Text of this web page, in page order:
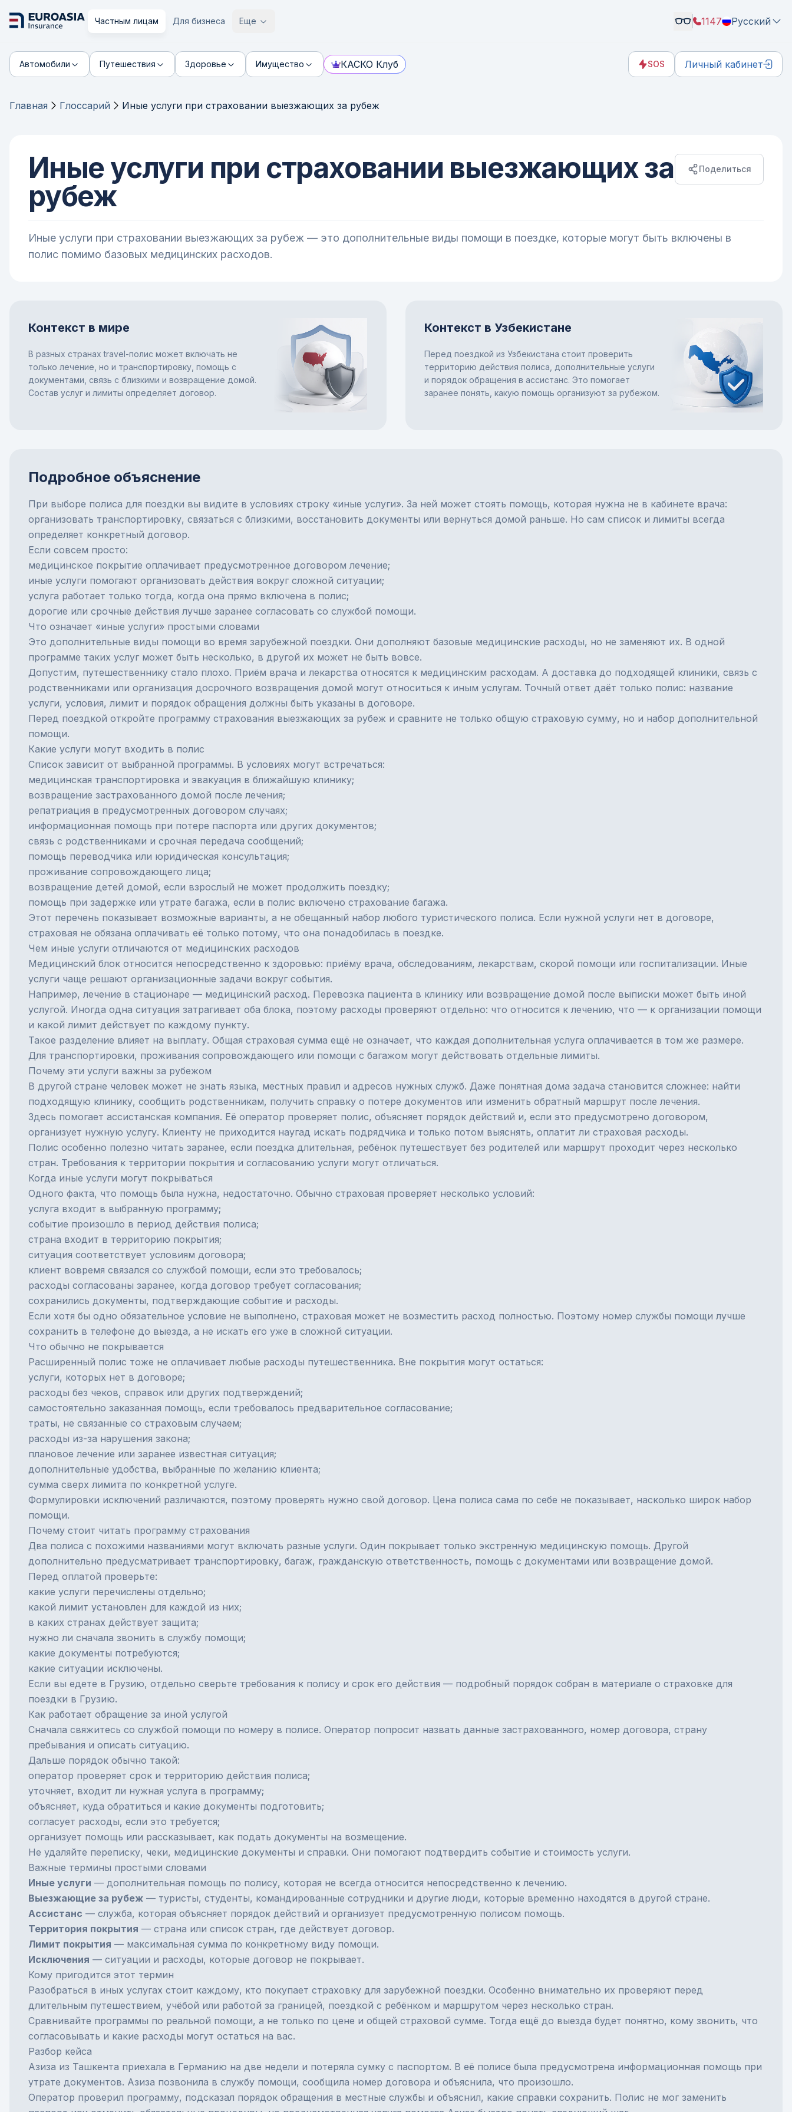
Частным лицам Для бизнеса Еще 1147 Русский
Автомобили Путешествия Здоровье Имущество КАСКО Клуб SOS Личный кабинет
Главная Глоссарий Иные услуги при страховании выезжающих за рубеж
Иные услуги при страховании выезжающих за
рубеж
Поделиться
Иные услуги при страховании выезжающих за рубеж — это дополнительные виды помощи в поездке, которые могут быть включены в
полис помимо базовых медицинских расходов.
Контекст в мире
В разных странах travel-полис может включать не
только лечение, но и транспортировку, помощь с
документами, связь с близкими и возвращение домой.
Состав услуг и лимиты определяет договор.
Контекст в Узбекистане
Перед поездкой из Узбекистана стоит проверить
территорию действия полиса, дополнительные услуги
и порядок обращения в ассистанс. Это помогает
заранее понять, какую помощь организуют за рубежом.
Подробное объяснение
При выборе полиса для поездки вы видите в условиях строку «иные услуги». За ней может стоять помощь, которая нужна не в кабинете врача:
организовать транспортировку, связаться с близкими, восстановить документы или вернуться домой раньше. Но сам список и лимиты всегда
определяет конкретный договор.
Если совсем просто:
медицинское покрытие оплачивает предусмотренное договором лечение;
иные услуги помогают организовать действия вокруг сложной ситуации;
услуга работает только тогда, когда она прямо включена в полис;
дорогие или срочные действия лучше заранее согласовать со службой помощи.
Что означает «иные услуги» простыми словами
Это дополнительные виды помощи во время зарубежной поездки. Они дополняют базовые медицинские расходы, но не заменяют их. В одной
программе таких услуг может быть несколько, в другой их может не быть вовсе.
Допустим, путешественнику стало плохо. Приём врача и лекарства относятся к медицинским расходам. А доставка до подходящей клиники, связь с
родственниками или организация досрочного возвращения домой могут относиться к иным услугам. Точный ответ даёт только полис: название
услуги, условия, лимит и порядок обращения должны быть указаны в договоре.
Перед поездкой откройте программу страхования выезжающих за рубеж и сравните не только общую страховую сумму, но и набор дополнительной
помощи.
Какие услуги могут входить в полис
Список зависит от выбранной программы. В условиях могут встречаться:
медицинская транспортировка и эвакуация в ближайшую клинику;
возвращение застрахованного домой после лечения;
репатриация в предусмотренных договором случаях;
информационная помощь при потере паспорта или других документов;
связь с родственниками и срочная передача сообщений;
помощь переводчика или юридическая консультация;
проживание сопровождающего лица;
возвращение детей домой, если взрослый не может продолжить поездку;
помощь при задержке или утрате багажа, если в полис включено страхование багажа.
Этот перечень показывает возможные варианты, а не обещанный набор любого туристического полиса. Если нужной услуги нет в договоре,
страховая не обязана оплачивать её только потому, что она понадобилась в поездке.
Чем иные услуги отличаются от медицинских расходов
Медицинский блок относится непосредственно к здоровью: приёму врача, обследованиям, лекарствам, скорой помощи или госпитализации. Иные
услуги чаще решают организационные задачи вокруг события.
Например, лечение в стационаре — медицинский расход. Перевозка пациента в клинику или возвращение домой после выписки может быть иной
услугой. Иногда одна ситуация затрагивает оба блока, поэтому расходы проверяют отдельно: что относится к лечению, что — к организации помощи
и какой лимит действует по каждому пункту.
Такое разделение влияет на выплату. Общая страховая сумма ещё не означает, что каждая дополнительная услуга оплачивается в том же размере.
Для транспортировки, проживания сопровождающего или помощи с багажом могут действовать отдельные лимиты.
Почему эти услуги важны за рубежом
В другой стране человек может не знать языка, местных правил и адресов нужных служб. Даже понятная дома задача становится сложнее: найти
подходящую клинику, сообщить родственникам, получить справку о потере документов или изменить обратный маршрут после лечения.
Здесь помогает ассистанская компания. Её оператор проверяет полис, объясняет порядок действий и, если это предусмотрено договором,
организует нужную услугу. Клиенту не приходится наугад искать подрядчика и только потом выяснять, оплатит ли страховая расходы.
Полис особенно полезно читать заранее, если поездка длительная, ребёнок путешествует без родителей или маршрут проходит через несколько
стран. Требования к территории покрытия и согласованию услуги могут отличаться.
Когда иные услуги могут покрываться
Одного факта, что помощь была нужна, недостаточно. Обычно страховая проверяет несколько условий:
услуга входит в выбранную программу;
событие произошло в период действия полиса;
страна входит в территорию покрытия;
ситуация соответствует условиям договора;
клиент вовремя связался со службой помощи, если это требовалось;
расходы согласованы заранее, когда договор требует согласования;
сохранились документы, подтверждающие событие и расходы.
Если хотя бы одно обязательное условие не выполнено, страховая может не возместить расход полностью. Поэтому номер службы помощи лучше
сохранить в телефоне до выезда, а не искать его уже в сложной ситуации.
Что обычно не покрывается
Расширенный полис тоже не оплачивает любые расходы путешественника. Вне покрытия могут остаться:
услуги, которых нет в договоре;
расходы без чеков, справок или других подтверждений;
самостоятельно заказанная помощь, если требовалось предварительное согласование;
траты, не связанные со страховым случаем;
расходы из-за нарушения закона;
плановое лечение или заранее известная ситуация;
дополнительные удобства, выбранные по желанию клиента;
сумма сверх лимита по конкретной услуге.
Формулировки исключений различаются, поэтому проверять нужно свой договор. Цена полиса сама по себе не показывает, насколько широк набор
помощи.
Почему стоит читать программу страхования
Два полиса с похожими названиями могут включать разные услуги. Один покрывает только экстренную медицинскую помощь. Другой
дополнительно предусматривает транспортировку, багаж, гражданскую ответственность, помощь с документами или возвращение домой.
Перед оплатой проверьте:
какие услуги перечислены отдельно;
какой лимит установлен для каждой из них;
в каких странах действует защита;
нужно ли сначала звонить в службу помощи;
какие документы потребуются;
какие ситуации исключены.
Если вы едете в Грузию, отдельно сверьте требования к полису и срок его действия — подробный порядок собран в материале о страховке для
поездки в Грузию.
Как работает обращение за иной услугой
Сначала свяжитесь со службой помощи по номеру в полисе. Оператор попросит назвать данные застрахованного, номер договора, страну
пребывания и описать ситуацию.
Дальше порядок обычно такой:
оператор проверяет срок и территорию действия полиса;
уточняет, входит ли нужная услуга в программу;
объясняет, куда обратиться и какие документы подготовить;
согласует расходы, если это требуется;
организует помощь или рассказывает, как подать документы на возмещение.
Не удаляйте переписку, чеки, медицинские документы и справки. Они помогают подтвердить событие и стоимость услуги.
Важные термины простыми словами
Иные услуги — дополнительная помощь по полису, которая не всегда относится непосредственно к лечению.
Выезжающие за рубеж — туристы, студенты, командированные сотрудники и другие люди, которые временно находятся в другой стране.
Ассистанс — служба, которая объясняет порядок действий и организует предусмотренную полисом помощь.
Территория покрытия — страна или список стран, где действует договор.
Лимит покрытия — максимальная сумма по конкретному виду помощи.
Исключения — ситуации и расходы, которые договор не покрывает.
Кому пригодится этот термин
Разобраться в иных услугах стоит каждому, кто покупает страховку для зарубежной поездки. Особенно внимательно их проверяют перед
длительным путешествием, учёбой или работой за границей, поездкой с ребёнком и маршрутом через несколько стран.
Сравнивайте программы по реальной помощи, а не только по цене и общей страховой сумме. Тогда ещё до выезда будет понятно, кому звонить, что
согласовывать и какие расходы могут остаться на вас.
Разбор кейса
Азиза из Ташкента приехала в Германию на две недели и потеряла сумку с паспортом. В её полисе была предусмотрена информационная помощь при
утрате документов. Азиза позвонила в службу помощи, сообщила номер договора и объяснила, что произошло.
Оператор проверил программу, подсказал порядок обращения в местные службы и объяснил, какие справки сохранить. Полис не мог заменить